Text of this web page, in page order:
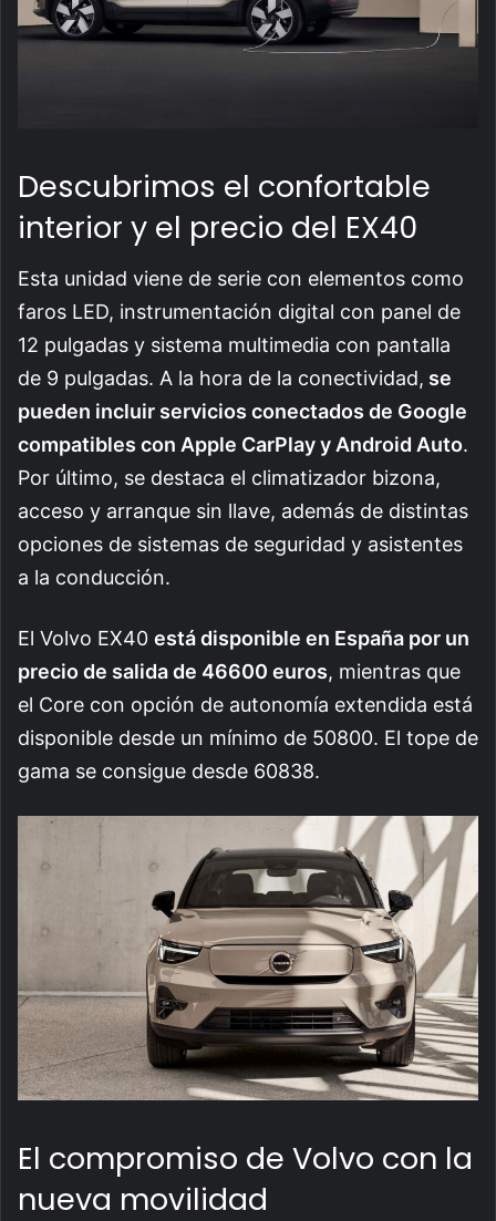
Descubrimos el confortable
interior y el precio del EX40
Esta unidad viene de serie con elementos como
faros LED, instrumentación digital con panel de
12 pulgadas y sistema multimedia con pantalla
de 9 pulgadas. A la hora de la conectividad, se
pueden incluir servicios conectados de Google
compatibles con Apple CarPlay y Android Auto.
Por último, se destaca el climatizador bizona,
acceso y arranque sin llave, además de distintas
opciones de sistemas de seguridad y asistentes
a la conducción.
El Volvo EX40 está disponible en España por un
precio de salida de 46600 euros, mientras que
el Core con opción de autonomía extendida está
disponible desde un mínimo de 50800. El tope de
gama se consigue desde 60838.
El compromiso de Volvo con la
nueva movilidad